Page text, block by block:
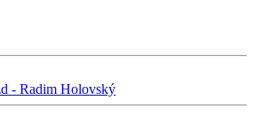
- Radim Holovský